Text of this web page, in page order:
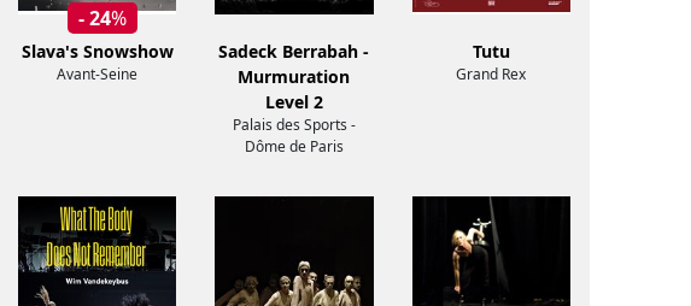
- 24%
Slava's Snowshow
Avant-Seine
Sadeck Berrabah -
Murmuration
Level 2
Palais des Sports -
Dôme de Paris
Tutu
Grand Rex